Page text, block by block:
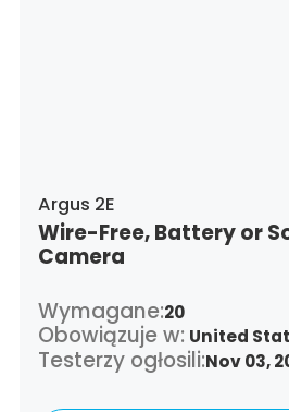
Argus 2E
Wire-Free, Battery or
Camera
Wymagane:20
Obowiązuje w: United
Testerzy ogłosili:Nov 03,